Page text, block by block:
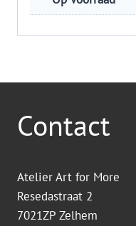
Contact
Atelier Art for More
Resedastraat 2
7021ZP Zelhem